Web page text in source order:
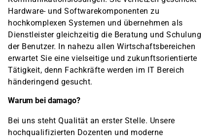
Hardware- und Softwarekomponenten zu
hochkomplexen Systemen und übernehmen als
Dienstleister gleichzeitig die Beratung und Schulung
der Benutzer. In nahezu allen Wirtschaftsbereichen
erwartet Sie eine vielseitige und zukunftsorientierte
Tätigkeit, denn Fachkräfte werden im IT Bereich
händeringend gesucht.
Warum bei damago?
Bei uns steht Qualität an erster Stelle. Unsere
hochqualifizierten Dozenten und moderne